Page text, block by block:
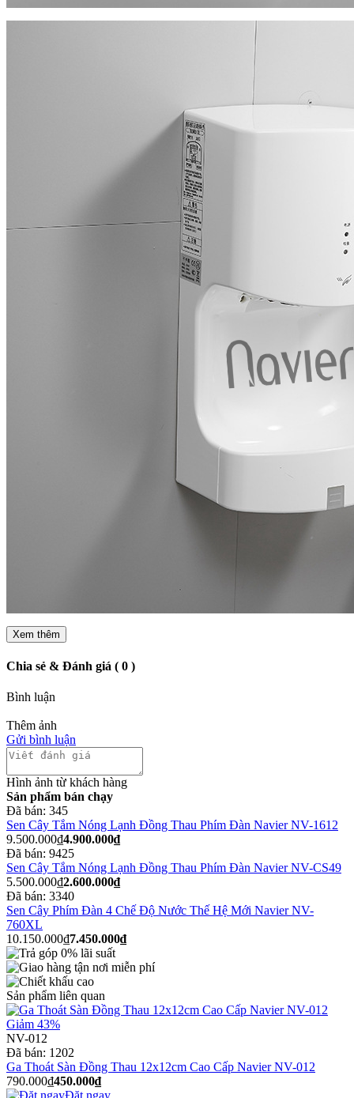
Xem thêm
Chia sẻ & Đánh giá ( 0 )
Bình luận
Thêm ảnh
Gửi bình luận
Hình ảnh từ khách hàng
Sản phẩm bán chạy
Đã bán: 345
Sen Cây Tắm Nóng Lạnh Đồng Thau Phím Đàn Navier NV-1612
9.500.000₫4.900.000₫
Đã bán: 9425
Sen Cây Tắm Nóng Lạnh Đồng Thau Phím Đàn Navier NV-CS49
5.500.000₫2.600.000₫
Đã bán: 3340
Sen Cây Phím Đàn 4 Chế Độ Nước Thế Hệ Mới Navier NV-
760XL
10.150.000₫7.450.000₫
Sản phẩm liên quan
Giảm 43%
NV-012
Đã bán: 1202
Ga Thoát Sàn Đồng Thau 12x12cm Cao Cấp Navier NV-012
790.000₫450.000₫